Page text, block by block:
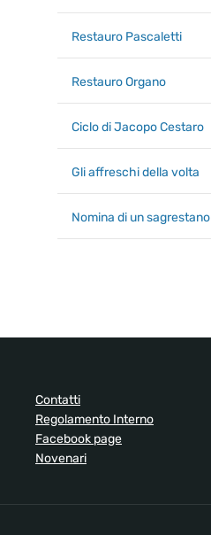
Restauro Pascaletti
Restauro Organo
Ciclo di Jacopo Cestaro
Gli affreschi della volta
Nomina di un sagrestano
Contatti
Regolamento Interno
Facebook page
Novenari